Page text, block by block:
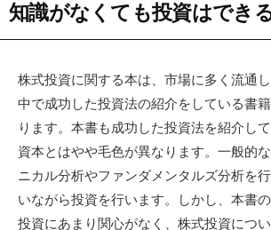
知識がなくても投資はでき
株式投資に関する本は、市場に多く流通
中で成功した投資法の紹介をしている書
ります。本書も成功した投資法を紹介し
資本とはやや毛色が異なります。一般的
ニカル分析やファンダメンタルズ分析を
いながら投資を行います。しかし、本書
投資にあまり関心がなく、株式投資につ